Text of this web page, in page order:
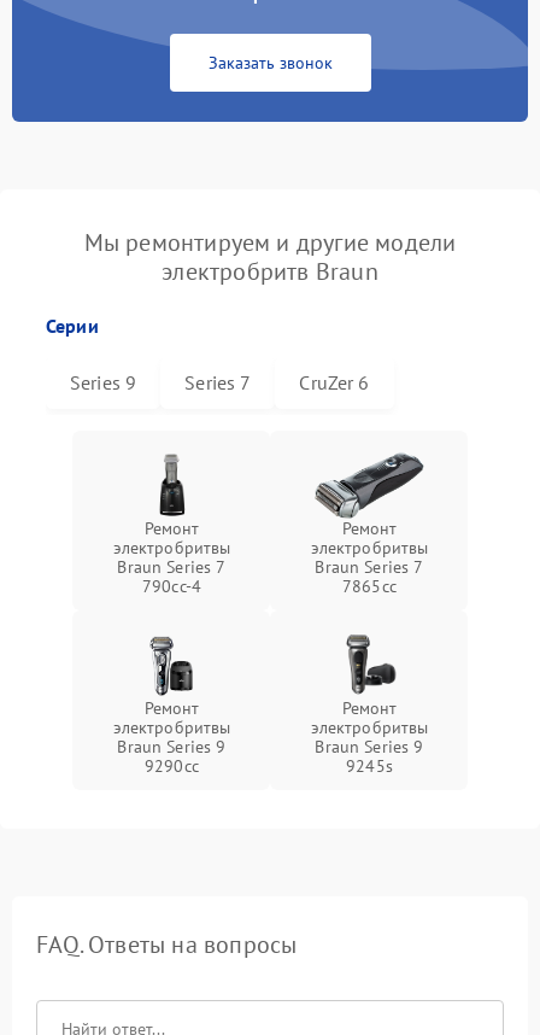
Заказать звонок
Мы ремонтируем и другие модели
электробритв Braun
Серии
Series 9 Series 7 CruZer 6
Ремонт
электробритвы
Braun Series 7
790cc‑4
Ремонт
электробритвы
Braun Series 7
7865cc
Ремонт
электробритвы
Braun Series 9
9290cc
Ремонт
электробритвы
Braun Series 9
9245s
FAQ. Ответы на вопросы